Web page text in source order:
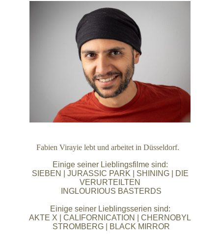
Fabien Virayie lebt und arbeitet in Düsseldorf.
Einige seiner Lieblingsfilme sind:
SIEBEN | JURASSIC PARK | SHINING | DIE
VERURTEILTEN
INGLOURIOUS BASTERDS
Einige seiner Lieblingsserien sind:
AKTE X | CALIFORNICATION | CHERNOBYL
STROMBERG | BLACK MIRROR